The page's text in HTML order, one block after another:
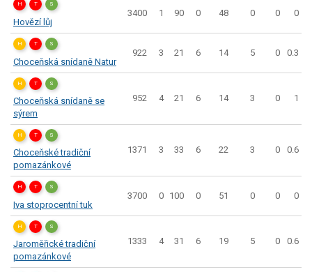
H T S
Hovězí lůj
3400 1 90 0 48 0 0 0
H T S
Choceňská snídaně Natur
922 3 21 6 14 5 0 0.3
H T S
Choceňská snídaně se
sýrem
952 4 21 6 14 3 0 1
H T S
Choceňské tradiční
pomazánkové
1371 3 33 6 22 3 0 0.6
H T S
Iva stoprocentní tuk
3700 0 100 0 51 0 0 0
H T S
Jaroměřické tradiční
pomazánkové
1333 4 31 6 19 5 0 0.6